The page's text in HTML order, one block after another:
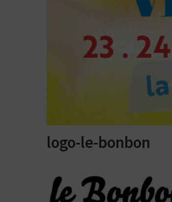
logo-le-bonbon